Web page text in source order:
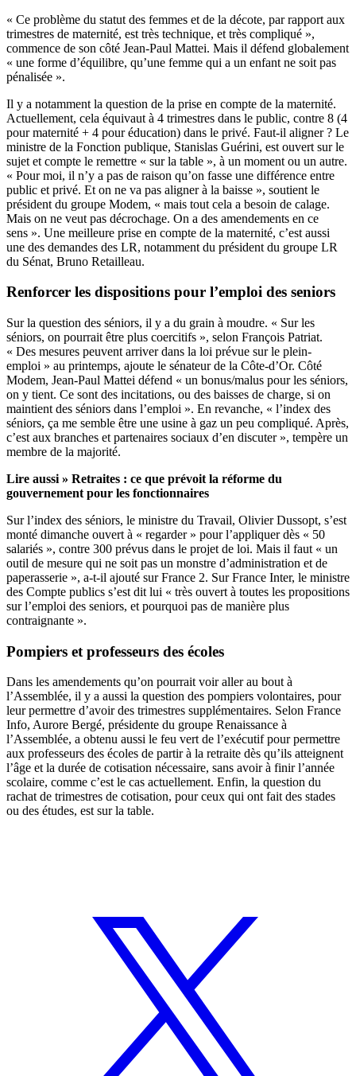
« Ce problème du statut des femmes et de la décote, par rapport aux
trimestres de maternité, est très technique, et très compliqué »,
commence de son côté Jean-Paul Mattei. Mais il défend globalement
« une forme d’équilibre, qu’une femme qui a un enfant ne soit pas
pénalisée ».
Il y a notamment la question de la prise en compte de la maternité.
Actuellement, cela équivaut à 4 trimestres dans le public, contre 8 (4
pour maternité + 4 pour éducation) dans le privé. Faut-il aligner ? Le
ministre de la Fonction publique, Stanislas Guérini, est ouvert sur le
sujet et compte le remettre « sur la table », à un moment ou un autre.
« Pour moi, il n’y a pas de raison qu’on fasse une différence entre
public et privé. Et on ne va pas aligner à la baisse », soutient le
président du groupe Modem, « mais tout cela a besoin de calage.
Mais on ne veut pas décrochage. On a des amendements en ce
sens ». Une meilleure prise en compte de la maternité, c’est aussi
une des demandes des LR, notamment du président du groupe LR
du Sénat, Bruno Retailleau.
Renforcer les dispositions pour l’emploi des seniors
Sur la question des séniors, il y a du grain à moudre. « Sur les
séniors, on pourrait être plus coercitifs », selon François Patriat.
« Des mesures peuvent arriver dans la loi prévue sur le plein-
emploi » au printemps, ajoute le sénateur de la Côte-d’Or. Côté
Modem, Jean-Paul Mattei défend « un bonus/malus pour les séniors,
on y tient. Ce sont des incitations, ou des baisses de charge, si on
maintient des séniors dans l’emploi ». En revanche, « l’index des
séniors, ça me semble être une usine à gaz un peu compliqué. Après,
c’est aux branches et partenaires sociaux d’en discuter », tempère un
membre de la majorité.
Lire aussi » Retraites : ce que prévoit la réforme du
gouvernement pour les fonctionnaires
Sur l’index des séniors, le ministre du Travail, Olivier Dussopt, s’est
monté dimanche ouvert à « regarder » pour l’appliquer dès « 50
salariés », contre 300 prévus dans le projet de loi. Mais il faut « un
outil de mesure qui ne soit pas un monstre d’administration et de
paperasserie », a-t-il ajouté sur France 2. Sur France Inter, le ministre
des Compte publics s’est dit lui « très ouvert à toutes les propositions
sur l’emploi des seniors, et pourquoi pas de manière plus
contraignante ».
Pompiers et professeurs des écoles
Dans les amendements qu’on pourrait voir aller au bout à
l’Assemblée, il y a aussi la question des pompiers volontaires, pour
leur permettre d’avoir des trimestres supplémentaires. Selon France
Info, Aurore Bergé, présidente du groupe Renaissance à
l’Assemblée, a obtenu aussi le feu vert de l’exécutif pour permettre
aux professeurs des écoles de partir à la retraite dès qu’ils atteignent
l’âge et la durée de cotisation nécessaire, sans avoir à finir l’année
scolaire, comme c’est le cas actuellement. Enfin, la question du
rachat de trimestres de cotisation, pour ceux qui ont fait des stades
ou des études, est sur la table.